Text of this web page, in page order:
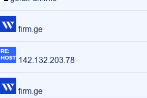
firm.ge
142.132.203.78
firm.ge